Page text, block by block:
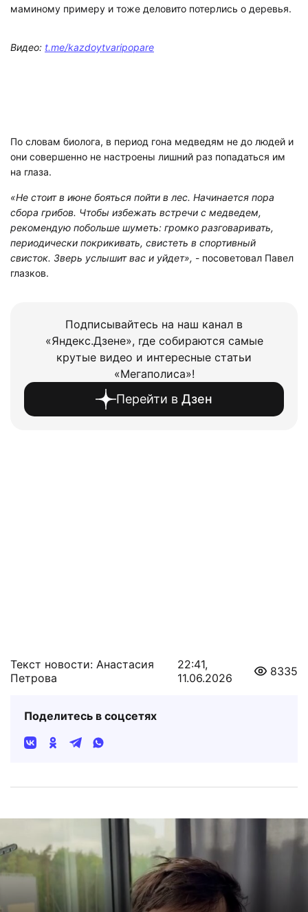
маминому примеру и тоже деловито потерлись о деревья.
Видео: t.me/kazdoytvaripopare
По словам биолога, в период гона медведям не до людей и
они совершенно не настроены лишний раз попадаться им
на глаза.
«Не стоит в июне бояться пойти в лес. Начинается пора
сбора грибов. Чтобы избежать встречи с медведем,
рекомендую побольше шуметь: громко разговаривать,
периодически покрикивать, свистеть в спортивный
свисток. Зверь услышит вас и уйдет», - посоветовал Павел
глазков.
Подписывайтесь на наш канал в
«Яндекс.Дзене», где собираются самые
крутые видео и интересные статьи
«Мегаполиса»!
Перейти в Дзен
Текст новости: Анастасия
Петрова
22:41,
11.06.2026
8335
Поделитесь в соцсетях